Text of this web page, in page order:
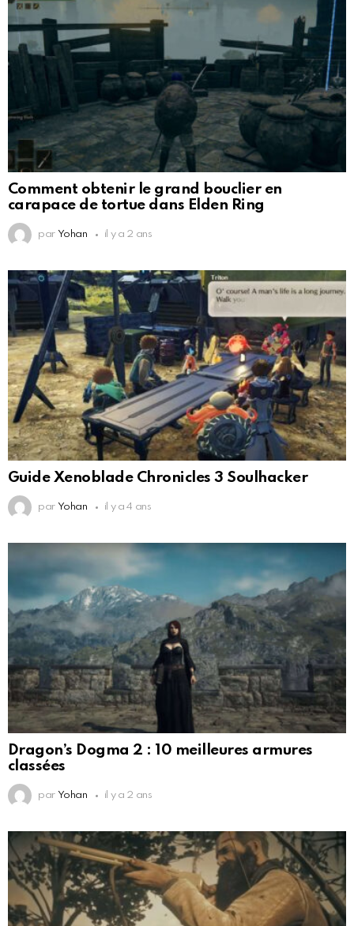
Comment obtenir le grand bouclier en
carapace de tortue dans Elden Ring
par Yohan il y a 2 ans
Guide Xenoblade Chronicles 3 Soulhacker
par Yohan il y a 4 ans
Dragon’s Dogma 2 : 10 meilleures armures
classées
par Yohan il y a 2 ans